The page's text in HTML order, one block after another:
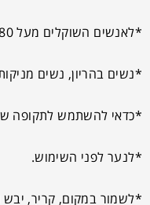
*לאנשים השוקלים מעל 80 ק"ג יש למהול כפית ברבע עד חצי כוס מים, פעמיים ביום.
*נשים בהריון, נשים
*כדאי להשתמש לתקופה
*לנער לפני השימוש.
*לשמור במקום, קריר, יבש